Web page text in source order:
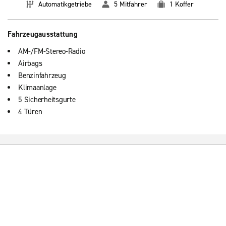
Automatikgetriebe 5 Mitfahrer 1 Koffer
Fahrzeugausstattung
AM-/FM-Stereo-Radio
Airbags
Benzinfahrzeug
Klimaanlage
5 Sicherheitsgurte
4 Türen